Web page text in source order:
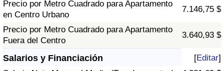
Precio por Metro Cuadrado para Apartamento
en Centro Urbano
7.146,75 $
Precio por Metro Cuadrado para Apartamento
Fuera del Centro
3.640,93 $
Salarios y Financiación [Editar]
Calificación del Índice de Criminalidad
(Actual)
Índice de Criminalidad